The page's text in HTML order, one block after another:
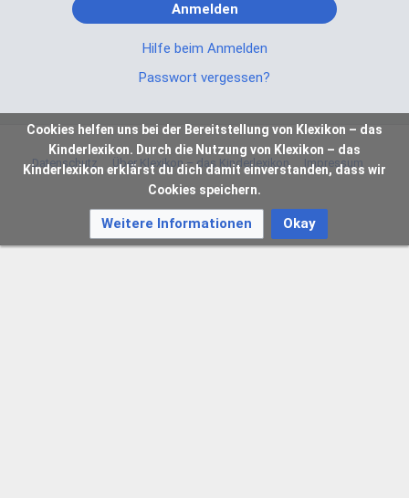
Anmelden
Hilfe beim Anmelden
Passwort vergessen?
Datenschutz Über Klexikon – das Kinderlexikon Impressum
Cookies helfen uns bei der Bereitstellung von Klexikon – das
Kinderlexikon. Durch die Nutzung von Klexikon – das
Kinderlexikon erklärst du dich damit einverstanden, dass wir
Cookies speichern.
Weitere Informationen Okay